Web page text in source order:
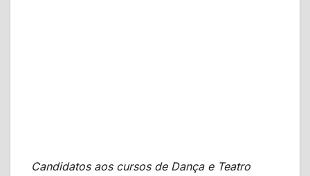
Candidatos aos cursos de Dança e Teatro